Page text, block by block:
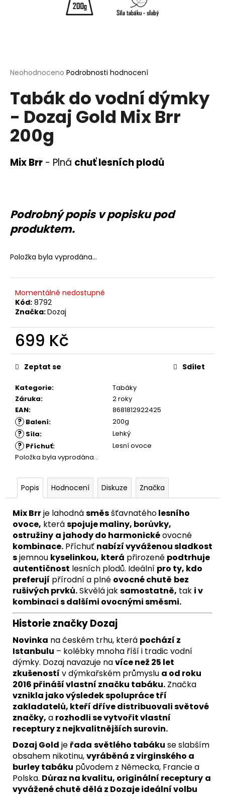
Průměrné
produktu
z
5
hvězdiček.
Neohodnoceno Podrobnosti hodnocení
Tabák do vodní dýmky
- Dozaj Gold Mix Brr
200g
Mix Brr - Plná chuť lesních plodů
Podrobný popis v popisku pod
produktem.
Položka byla vyprodána…
Momentálně nedostupné
Kód: 8792
Značka:Dozaj
699 Kč
Měrná
cena:
Kategorie:
Tabáky
Záruka:
2 roky
EAN: 8681812922425
? Balení: 200g
? Síla: Lehký
? Příchuť:
Lesní ovoce
Položka byla vyprodána…
Zeptat se Sdílet
Popis Hodnocení Diskuze Značka
Mix Brrje lahodnásměsšťavnatéholesního
ovoce, kteráspojuje maliny, borůvky,
ostružiny a jahody do harmonickéovocné
kombinace. Příchuť nabízí vyváženou sladkost
sjemnou kyselinkou, která přirozeně podtrhuje
autentičnost lesních plodů. Ideální pro ty, kdo
preferují přírodní a plné ovocné chutě bez
rušivých prvků.Skvělá jaksamostatně, tak i v
kombinaci s dalšími ovocnými směsmi.
Historie značky Dozaj
Novinka na českém trhu, která pochází z
Istanbulu – kolébky mnoha říší i tradic vodní
dýmky. Dozaj navazuje navíce než 25 let
zkušeností v dýmkařském průmyslu a od roku
2016 přináší vlastní značku tabáku. Značka
vznikla jako výsledek spolupráce tří
zakladatelů, kteří dříve distribuovali světové
značky, a rozhodli se vytvořit vlastní
receptury z nejkvalitnějších surovin.
Dozaj Gold je řada světlého tabáku se slabším
obsahem nikotinu,vyráběná z virginského a
burley tabáku původem z Německa, Francie a
Polska. Důraz na kvalitu, originální receptury a
vyvážené chutě dělá z Dozaje ideální volbu
HLEDAT
D
u
č
u
e
e